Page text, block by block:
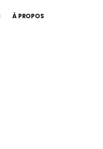
À PROPOS